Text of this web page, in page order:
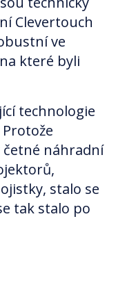
Clevertouch
ve
které byli
technologie
četné náhradní
stalo se
tak stalo po